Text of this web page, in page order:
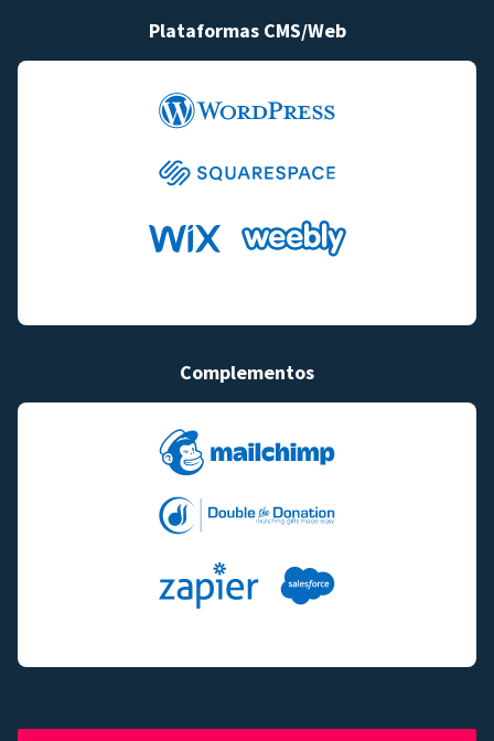
Plataformas CMS/Web
Complementos